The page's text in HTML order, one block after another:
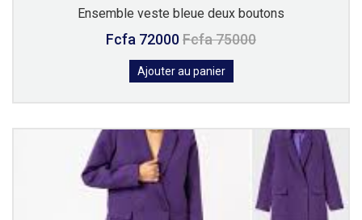
Ensemble veste bleue deux boutons
Fcfa 72000Fcfa 75000
Ajouter au panier